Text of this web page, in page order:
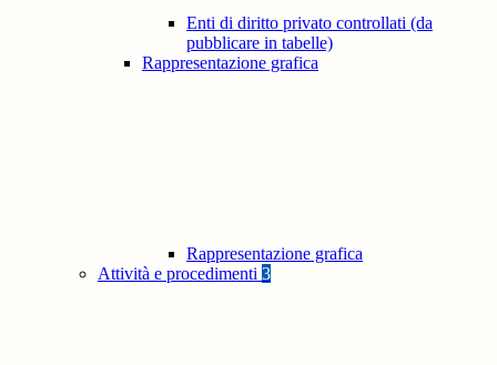
Enti di diritto privato controllati (da
pubblicare in tabelle)
Rappresentazione grafica
Rappresentazione grafica
Attività e procedimenti 3